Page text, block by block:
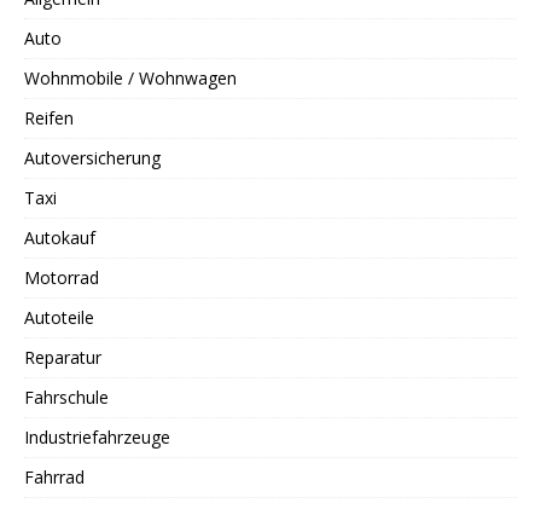
Auto
Wohnmobile / Wohnwagen
Reifen
Autoversicherung
Taxi
Autokauf
Motorrad
Autoteile
Reparatur
Fahrschule
Industriefahrzeuge
Fahrrad